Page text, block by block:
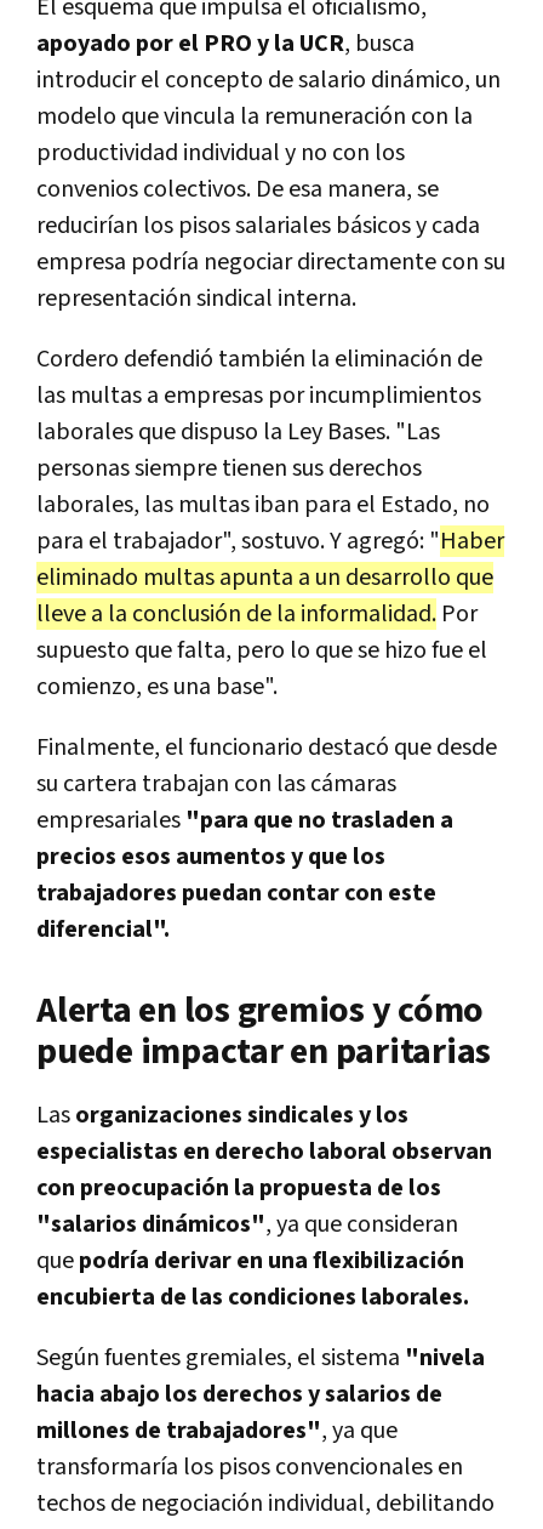
El esquema que impulsa el oficialismo,
apoyado por el PRO y la UCR, busca
introducir el concepto de salario dinámico, un
modelo que vincula la remuneración con la
productividad individual y no con los
convenios colectivos. De esa manera, se
reducirían los pisos salariales básicos y cada
empresa podría negociar directamente con su
representación sindical interna.
Cordero defendió también la eliminación de
las multas a empresas por incumplimientos
laborales que dispuso la Ley Bases. "Las
personas siempre tienen sus derechos
laborales, las multas iban para el Estado, no
para el trabajador", sostuvo. Y agregó: "Haber
eliminado multas apunta a un desarrollo que
lleve a la conclusión de la informalidad. Por
supuesto que falta, pero lo que se hizo fue el
comienzo, es una base".
Finalmente, el funcionario destacó que desde
su cartera trabajan con las cámaras
empresariales "para que no trasladen a
precios esos aumentos y que los
trabajadores puedan contar con este
diferencial".
Alerta en los gremios y cómo
puede impactar en paritarias
Lasorganizaciones sindicales y los
especialistas en derecho laboral observan
con preocupación la propuesta de los
"salarios dinámicos", ya que consideran
quepodría derivar en una flexibilización
encubierta de las condiciones laborales.
Según fuentes gremiales, el sistema "nivela
hacia abajo los derechos y salarios de
millones de trabajadores", ya que
transformaría los pisos convencionales en
techos de negociación individual, debilitando